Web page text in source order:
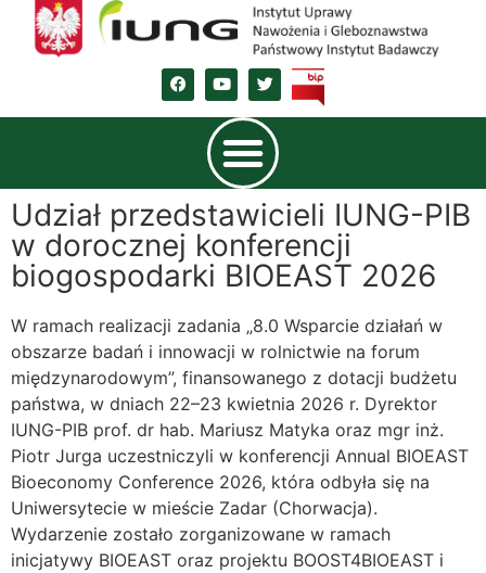
Udział przedstawicieli IUNG-PIB
w dorocznej konferencji
biogospodarki BIOEAST 2026
W ramach realizacji zadania „8.0 Wsparcie działań w
obszarze badań i innowacji w rolnictwie na forum
międzynarodowym”, finansowanego z dotacji budżetu
państwa, w dniach 22–23 kwietnia 2026 r. Dyrektor
IUNG-PIB prof. dr hab. Mariusz Matyka oraz mgr inż.
Piotr Jurga uczestniczyli w konferencji Annual BIOEAST
Bioeconomy Conference 2026, która odbyła się na
Uniwersytecie w mieście Zadar (Chorwacja).
Wydarzenie zostało zorganizowane w ramach
inicjatywy BIOEAST oraz projektu BOOST4BIOEAST i